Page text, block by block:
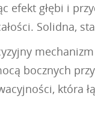
efekt głębi i
Solidna,
bocznych
która